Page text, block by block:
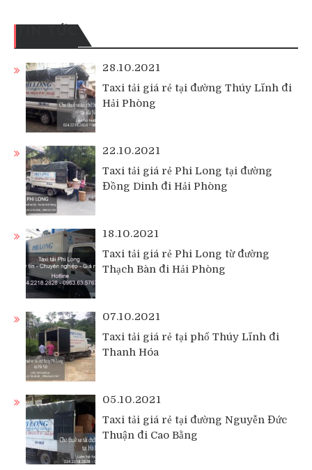
TIN TỨC
28.10.2021
Taxi tải giá rẻ tại đường Thúy Lĩnh đi
Hải Phòng
22.10.2021
Taxi tải giá rẻ Phi Long tại đường
Đồng Dinh đi Hải Phòng
18.10.2021
Taxi tải giá rẻ Phi Long từ đường
Thạch Bàn đi Hải Phòng
07.10.2021
Taxi tải giá rẻ tại phố Thúy Lĩnh đi
Thanh Hóa
05.10.2021
Taxi tải giá rẻ tại đường Nguyễn Đức
Thuận đi Cao Bằng